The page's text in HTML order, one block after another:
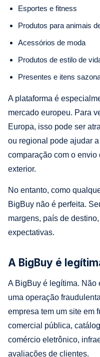
Esportes e fitness
Produtos para animais
Acessórios de moda
Produtos de estilo de
Presentes e itens
A plataforma é
mercado europeu. Para
Europa, isso pode ser
ou regional pode ajudar
comparação com o
exterior.
No entanto, como
BigBuy não é perfeita.
margens, país de
expectativas.
A BigBuy é
A BigBuy é legítima. Não
uma operação
empresa tem um site em
comercial pública,
comércio eletrônico,
avaliações de clientes.